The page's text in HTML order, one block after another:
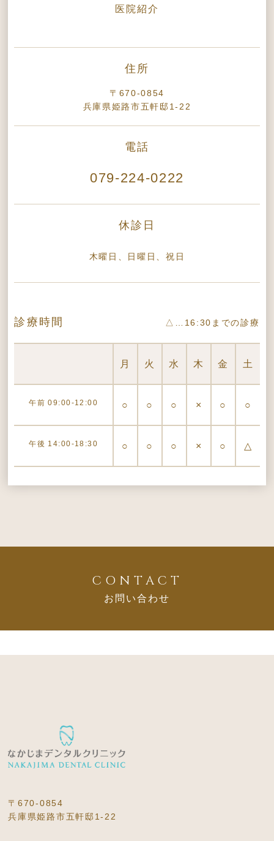
医院紹介
住所
〒670-0854
兵庫県姫路市五軒邸1-22
電話
079-224-0222
休診日
木曜日、日曜日、祝日
診療時間 △…16:30までの診療
月 火 水 木 金 土
午前09:00-12:00 ○ ○ ○ × ○ ○
午後 14:00-18:30 ○ ○ ○ × ○ △
CONTACT
お問い合わせ
〒670-0854
兵庫県姫路市五軒邸1-22